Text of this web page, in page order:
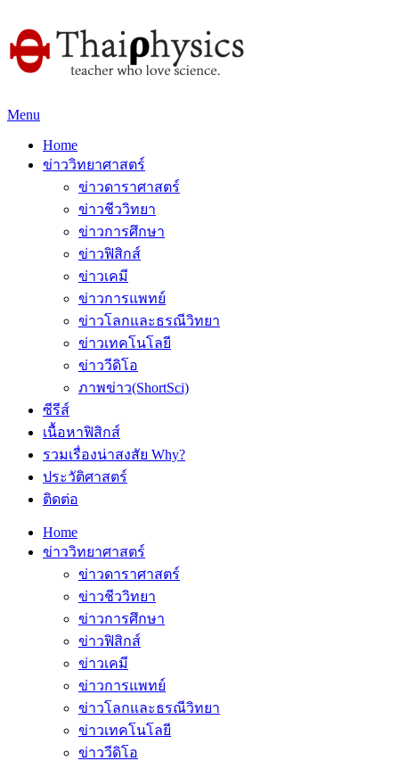
Menu
Home
ข่าววิทยาศาสตร์
ข่าวดาราศาสตร์
ข่าวชีววิทยา
ข่าวการศึกษา
ข่าวฟิสิกส์
ข่าวเคมี
ข่าวการแพทย์
ข่าวโลกและธรณีวิทยา
ข่าวเทคโนโลยี
ข่าววีดิโอ
ภาพข่าว(ShortSci)
ซีรีส์
เนื้อหาฟิสิกส์
รวมเรื่องน่าสงสัย Why?
ประวัติศาสตร์
ติดต่อ
Home
ข่าววิทยาศาสตร์
ข่าวดาราศาสตร์
ข่าวชีววิทยา
ข่าวการศึกษา
ข่าวฟิสิกส์
ข่าวเคมี
ข่าวการแพทย์
ข่าวโลกและธรณีวิทยา
ข่าวเทคโนโลยี
ข่าววีดิโอ